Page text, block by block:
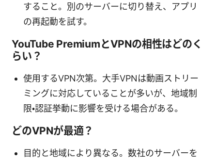
すること。別のサーバーに切り替え、アプリ
の再起動を試す。
YouTube PremiumとVPNの相性はどのく
らい？
使用するVPN次第。大手VPNは動画ストリー
ミングに対応していることが多いが、地域制
限・認証挙動に影響を受ける場合がある。
どのVPNが最適？
目的と地域により異なる。数社のサーバーを